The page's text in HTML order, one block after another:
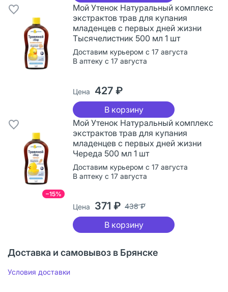
Мой Утенок Натуральный комплекс
экстрактов трав для купания
младенцев с первых дней жизни
Тысячелистник 500 мл 1 шт
Доставим курьером с 17 августа
В аптеку с 17 августа
Цена 427 ₽
В корзину
−15%
Мой Утенок Натуральный комплекс
экстрактов трав для купания
младенцев с первых дней жизни
Череда 500 мл 1 шт
Доставим курьером с 17 августа
В аптеку с 17 августа
Цена 371 ₽ 438 ₽
В корзину
Доставка и самовывоз в Брянске
Условия доставки